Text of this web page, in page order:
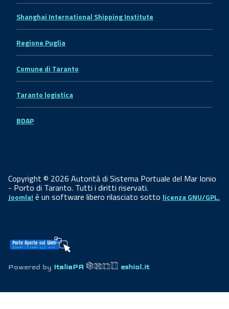
Shanghai International Shipping Institute
Regione Puglia
Comune di Taranto
Taranto logistica
BDAP
Copyright © 2026 Autorità di Sistema Portuale del Mar Ionio
- Porto di Taranto. Tutti i diritti riservati.
Joomla! è un software libero rilasciato sotto licenza GNU/GPL.
Powered by ItaliaPA eshiol.it